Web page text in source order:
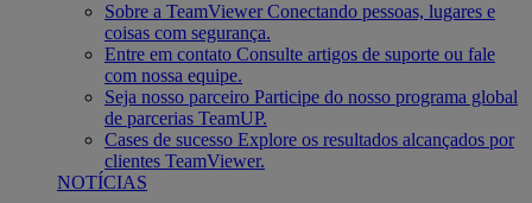
Sobre a TeamViewer Conectando pessoas, lugares e
coisas com segurança.
Entre em contato Consulte artigos de suporte ou fale
com nossa equipe.
Seja nosso parceiro Participe do nosso programa global
de parcerias TeamUP.
Cases de sucesso Explore os resultados alcançados por
clientes TeamViewer.
NOTÍCIAS